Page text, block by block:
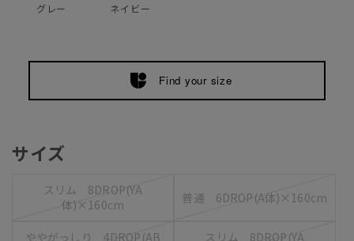
グレー ネイビー
Find your size
サイズ
スリム 8DROP(YA
体)×160cm
普通 6DROP(A体)×160cm
ややがっしり 4DROP(AB
スリム 8DROP(YA